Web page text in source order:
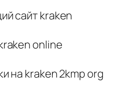
сайт kraken
online
на kraken 2kmp org